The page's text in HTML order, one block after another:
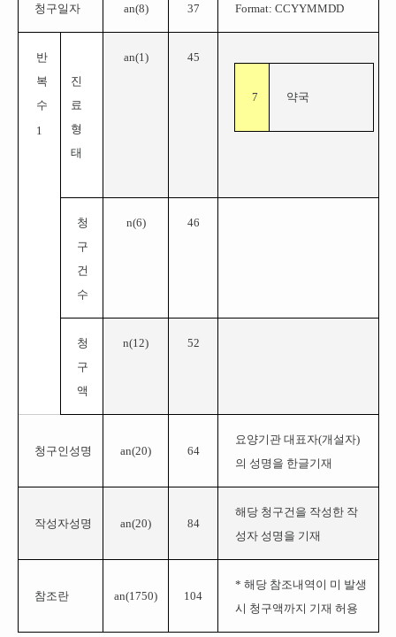
청구일자 an(8) 37 Format: CCYYMMDD
반
복
수
1
진
료
형
태
an(1) 45
7 약국
청
구
건
수
n(6) 46
청
구
액
n(12) 52
청구인성명 an(20) 64
요양기관 대표자(개설자)
의 성명을 한글기재
작성자성명 an(20) 84
해당 청구건을 작성한 작
성자 성명을 기재
참조란 an(1750) 104
* 해당 참조내역이 미 발생
시 청구액까지 기재 허용